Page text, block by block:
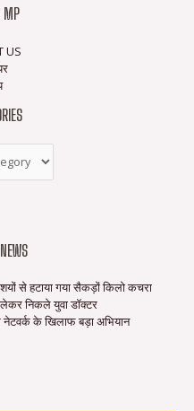
MP
US
से हटाया गया सैकड़ों किलो कचरा
निकले युवा डॉक्टर
नेटवर्क के खिलाफ बड़ा अभियान